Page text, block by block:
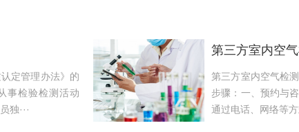
定管理办法》的
事检验检测活动
独···
第三方室内空
括以下几个步骤
第三方室内空气检
步骤：一、预约与
通过电话、网络等方